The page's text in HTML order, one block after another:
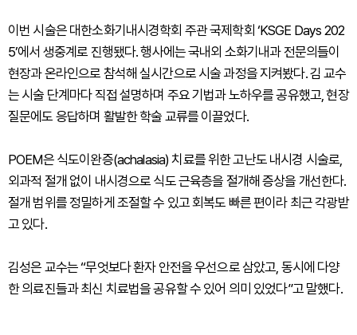
이번 시술은 대한소화기내시경학회 주관 국제학회 ‘KSGE Days 202
5’에서 생중계로 진행됐다. 행사에는 국내외 소화기내과 전문의들이
현장과 온라인으로 참석해 실시간으로 시술 과정을 지켜봤다. 김 교수
는 시술 단계마다 직접 설명하며 주요 기법과 노하우를 공유했고, 현장
질문에도 응답하며 활발한 학술 교류를 이끌었다.
POEM은 식도이완증(achalasia) 치료를 위한 고난도 내시경 시술로,
외과적 절개 없이 내시경으로 식도 근육층을 절개해 증상을 개선한다.
절개 범위를 정밀하게 조절할 수 있고 회복도 빠른 편이라 최근 각광받
고 있다.
김성은 교수는 “무엇보다 환자 안전을 우선으로 삼았고, 동시에 다양
한 의료진들과 최신 치료법을 공유할 수 있어 의미 있었다”고 말했다.